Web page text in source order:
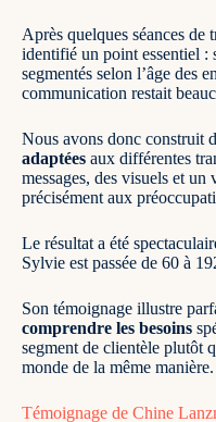
Après quelques séances de
identifié un point essentiel :
segmentés selon l’âge des
communication restait
Nous avons donc construit
adaptées aux différentes
messages, des visuels et
précisément aux
Le résultat a été
Sylvie est passée de 60 à
Son témoignage illustre
comprendre les besoins
segment de clientèle plutôt
monde de la même manière.
Témoignage de Chine